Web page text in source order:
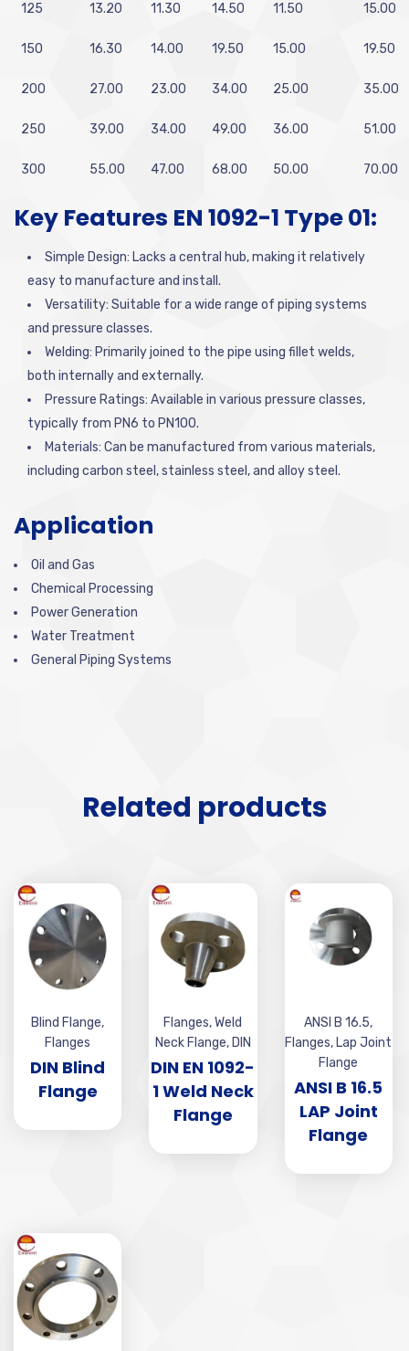
125 13.20 11.30 14.50 11.50 15.00
150 16.30 14.00 19.50 15.00 19.50
200 27.00 23.00 34.00 25.00 35.00
250 39.00 34.00 49.00 36.00 51.00
300 55.00 47.00 68.00 50.00 70.00
Key Features EN 1092-1 Type 01:
Simple Design: Lacks a central hub, making it relatively
easy to manufacture and install.
Versatility: Suitable for a wide range of piping systems
and pressure classes.
Welding: Primarily joined to the pipe using fillet welds,
both internally and externally.
Pressure Ratings: Available in various pressure classes,
typically from PN6 to PN100.
Materials: Can be manufactured from various materials,
including carbon steel, stainless steel, and alloy steel.
Application
Oil and Gas
Chemical Processing
Power Generation
Water Treatment
General Piping Systems
Related products
Blind Flange,
Flanges
DIN Blind
Flange
Flanges,Weld
Neck Flange, DIN
DIN EN 1092-
1 Weld Neck
Flange
ANSI B 16.5,
Flanges, Lap Joint
Flange
ANSI B 16.5
LAP Joint
Flange